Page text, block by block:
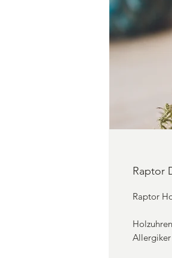
Raptor
Raptor